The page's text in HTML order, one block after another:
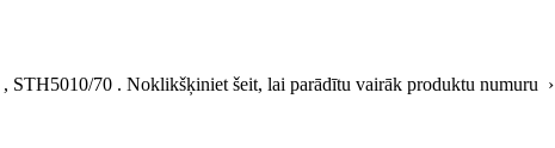
, STH5010/70 . Noklikšķiniet šeit, lai parādītu vairāk produktu numuru ›